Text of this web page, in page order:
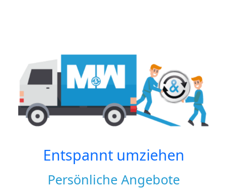
Entspannt umziehen
Persönliche Angebote